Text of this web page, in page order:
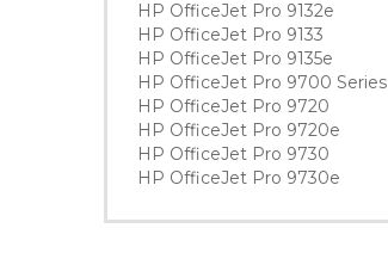
HP OfficeJet Pro 9132e
HP OfficeJet Pro 9133
HP OfficeJet Pro 9135e
HP OfficeJet Pro 9700 Series
HP OfficeJet Pro 9720
HP OfficeJet Pro 9720e
HP OfficeJet Pro 9730
HP OfficeJet Pro 9730e